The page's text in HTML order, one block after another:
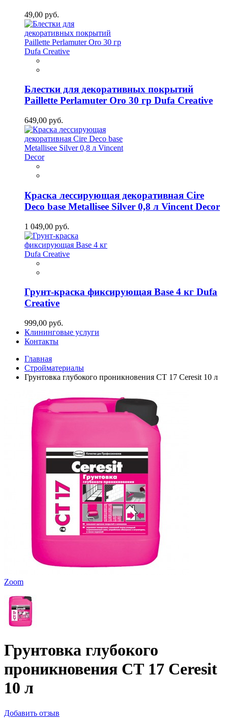
49,00 руб.
Блестки для декоративных покрытий
Paillette Perlamuter Oro 30 гр Dufa Creative
649,00 руб.
Краска лессирующая декоративная Cire
Deco base Metallisee Silver 0,8 л Vincent Decor
1 049,00 руб.
Грунт-краска фиксирующая Base 4 кг Dufa
Creative
999,00 руб.
Клининговые услуги
Контакты
Главная
Стройматериалы
Грунтовка глубокого проникновения СТ 17 Ceresit 10 л
Zoom
Грунтовка глубокого
проникновения СТ 17 Ceresit
10 л
Добавить отзыв